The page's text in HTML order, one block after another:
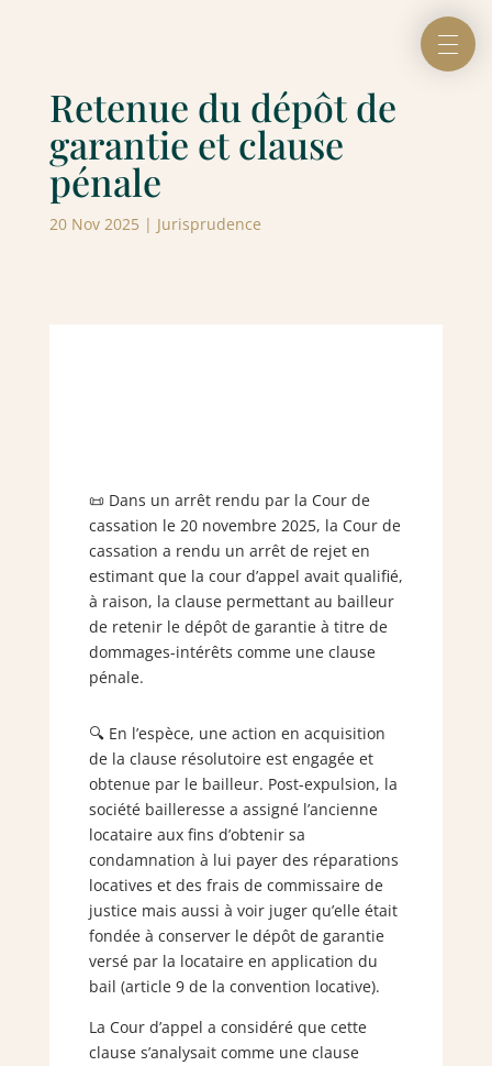
Retenue du dépôt de
garantie et clause
pénale
20 Nov 2025 | Jurisprudence
📜 Dans un arrêt rendu par la Cour de
cassation le 20 novembre 2025, la Cour de
cassation a rendu un arrêt de rejet en
estimant que la cour d’appel avait qualifié,
à raison, la clause permettant au bailleur
de retenir le dépôt de garantie à titre de
dommages-intérêts comme une clause
pénale.
🔍 En l’espèce, une action en acquisition
de la clause résolutoire est engagée et
obtenue par le bailleur. Post-expulsion, la
société bailleresse a assigné l’ancienne
locataire aux fins d’obtenir sa
condamnation à lui payer des réparations
locatives et des frais de commissaire de
justice mais aussi à voir juger qu’elle était
fondée à conserver le dépôt de garantie
versé par la locataire en application du
bail (article 9 de la convention locative).
La Cour d’appel a considéré que cette
clause s’analysait comme une clause